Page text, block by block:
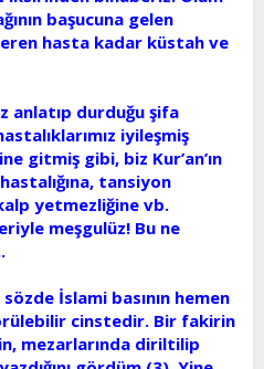
başucuna gelen
hasta kadar küstah ve
anlatıp durduğu şifa
iyileşmiş
gitmiş gibi, biz Kur’an’ın
tansiyon
yetmezliğine vb.
meşgulüz! Bu ne
sözde İslami basının hemen
cinstedir. Bir fakirin
mezarlarında diriltilip